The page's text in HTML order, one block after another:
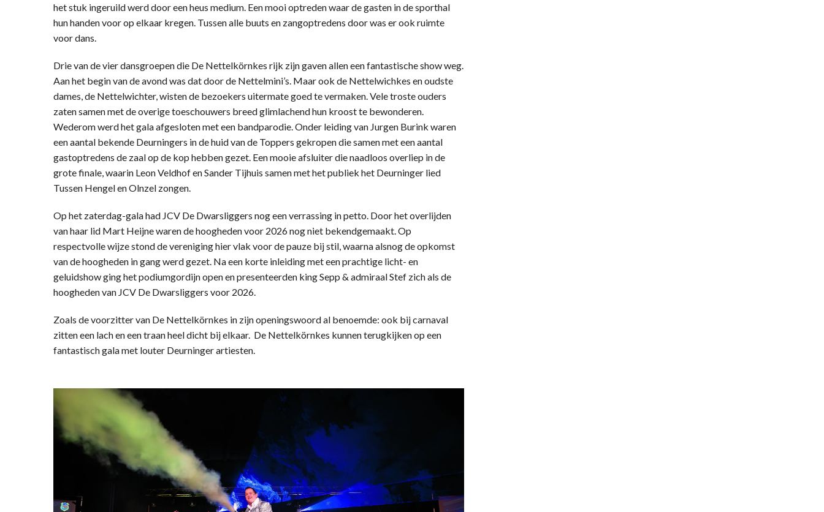
het stuk ingeruild werd door een heus medium. Een mooi optreden waar de gasten in de sporthal
hun handen voor op elkaar kregen. Tussen alle buuts en zangoptredens door was er ook ruimte
voor dans.
Drie van de vier dansgroepen die De Nettelkörnkes rijk zijn gaven allen een fantastische show weg.
Aan het begin van de avond was dat door de Nettelmini’s. Maar ook de Nettelwichkes en oudste
dames, de Nettelwichter, wisten de bezoekers uitermate goed te vermaken. Vele troste ouders
zaten samen met de overige toeschouwers breed glimlachend hun kroost te bewonderen.
Wederom werd het gala afgesloten met een bandparodie. Onder leiding van Jurgen Burink waren
een aantal bekende Deurningers in de huid van de Toppers gekropen die samen met een aantal
gastoptredens de zaal op de kop hebben gezet. Een mooie afsluiter die naadloos overliep in de
grote finale, waarin Leon Veldhof en Sander Tijhuis samen met het publiek het Deurninger lied
Tussen Hengel en Olnzel zongen.
Op het zaterdag-gala had JCV De Dwarsliggers nog een verrassing in petto. Door het overlijden
van haar lid Mart Heijne waren de hoogheden voor 2026 nog niet bekendgemaakt. Op
respectvolle wijze stond de vereniging hier vlak voor de pauze bij stil, waarna alsnog de opkomst
van de hoogheden in gang werd gezet. Na een korte inleiding met een prachtige licht- en
geluidshow ging het podiumgordijn open en presenteerden king Sepp & admiraal Stef zich als de
hoogheden van JCV De Dwarsliggers voor 2026.
Zoals de voorzitter van De Nettelkörnkes in zijn openingswoord al benoemde: ook bij carnaval
zitten een lach en een traan heel dicht bij elkaar. De Nettelkörnkes kunnen terugkijken op een
fantastisch gala met louter Deurninger artiesten.